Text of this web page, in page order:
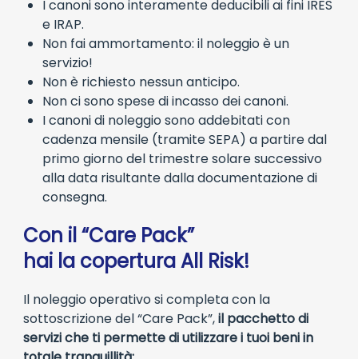
I canoni sono interamente deducibili ai fini IRES
e IRAP.
Non fai ammortamento: il noleggio è un
servizio!
Non è richiesto nessun anticipo.
Non ci sono spese di incasso dei canoni.
I canoni di noleggio sono addebitati con
cadenza mensile (tramite SEPA) a partire dal
primo giorno del trimestre solare successivo
alla data risultante dalla documentazione di
consegna.
Con il “Care Pack”
hai la copertura All Risk!
Il noleggio operativo si completa con la
sottoscrizione del “Care Pack”,il pacchetto di
servizi che ti permette di utilizzare i tuoi beni in